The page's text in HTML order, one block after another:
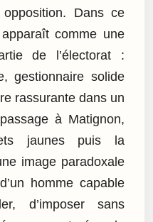
Dans ce
comme une
de l’électorat :
gestionnaire solide
rassurante dans un
à Matignon,
jaunes puis la
image paradoxale
homme capable
d’imposer sans